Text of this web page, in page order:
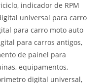
indicador de RPM
universal para carro
para carro moto auto
para carros antigos,
de painel para
equipamentos,
digital universal,